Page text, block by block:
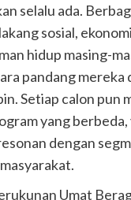
selalu ada.
sosial,
hidup masing-
pandang mereka
Setiap calon pun
yang
dengan
Umat